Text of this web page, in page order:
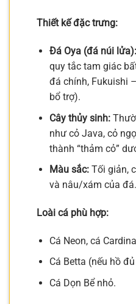
Thiết kế đặc trưng:
Đá Oya (đá núi lửa):
quy tắc tam giác
đá chính, Fukuishi
bổ trợ).
Cây thủy sinh:
như cỏ Java, cỏ
thành “thảm cỏ”
Màu sắc:Tối giản,
và nâu/xám của đá.
Loài cá phù hợp:
Cá Neon, cá
Cá Betta (nếu hồ
Cá Dọn Bể nhỏ.